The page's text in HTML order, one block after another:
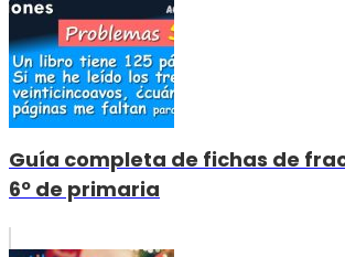
Guía completa de fichas de
6º de primaria